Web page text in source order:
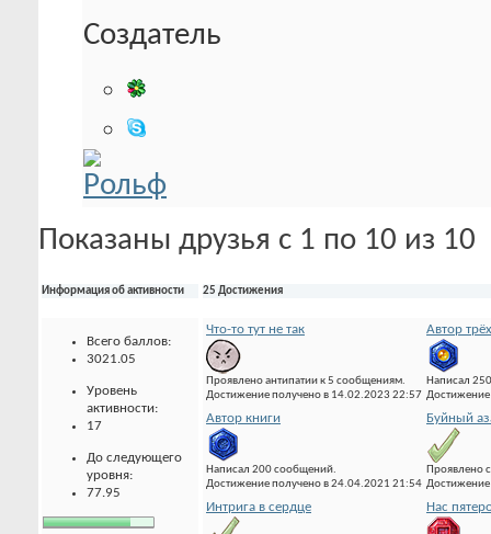
Создатель
Показаны друзья с 1 по 10 из 10
Информация об активности
Всего баллов:
3021.05
Уровень
активности:
17
До следующего
уровня:
77.95
25 Достижения
Что-то тут не так
Проявлено антипатии к 5 сообщениям.
Достижение получено в 14.02.2023 22:57
Автор
Написал
Автор книги
Написал 200 сообщений.
Достижение получено в 24.04.2021 21:54
Буйный
Проявлено
Интрига в сердце Нас